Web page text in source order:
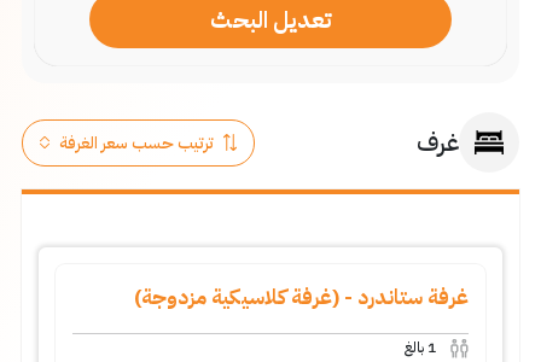
تعديل البحث
غرف
غرفة ستاندرد - (غرفة كلاسيكية مزدوجة)
1 بالغ